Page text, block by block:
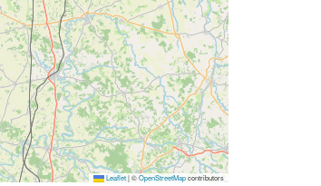
Leaflet|©OpenStreetMapcontributors